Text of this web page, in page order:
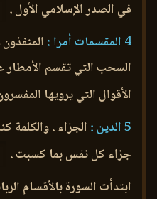
في الصدر الإسلامي الأول .
4 المقسمات أمرا :
السحب التي تقسم
الأقوال التي يرويها
5 الدين :
الجزاء . والكلمة
جزاء كل نفس بما كسبت .
ابتدأت السورة بالأقسام